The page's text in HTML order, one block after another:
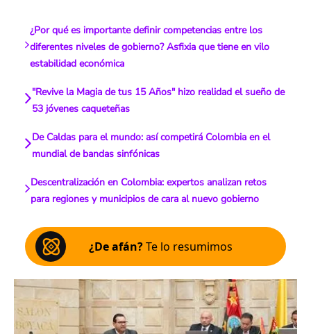
¿Por qué es importante definir competencias entre los
diferentes niveles de gobierno? Asfixia que tiene en vilo
estabilidad económica
"Revive la Magia de tus 15 Años" hizo realidad el sueño de
53 jóvenes caqueteñas
De Caldas para el mundo: así competirá Colombia en el
mundial de bandas sinfónicas
Descentralización en Colombia: expertos analizan retos
para regiones y municipios de cara al nuevo gobierno
¿De afán?Te lo resumimos